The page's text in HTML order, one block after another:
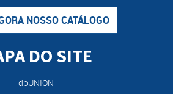
NOSSO CATÁLOGO
DO SITE
dpUNION